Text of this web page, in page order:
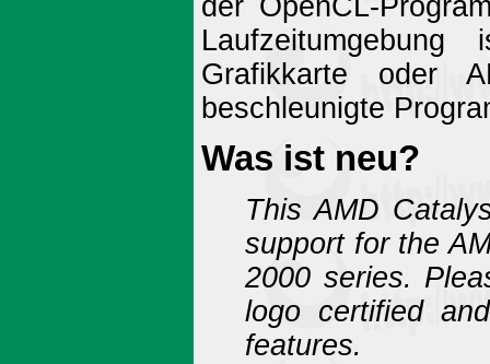
der OpenCL-
Grafikkarte oder
beschleunigte
Was ist neu?
This AMD
support for the
2000 series.
logo certified
features.